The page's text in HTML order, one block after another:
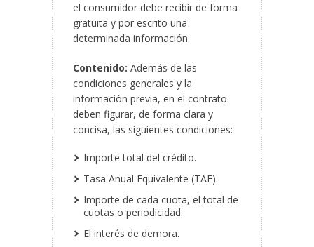
el consumidor debe recibir de forma
gratuita y por escrito una
determinada información.
Contenido: Además de las
condiciones generales y la
información previa, en el contrato
deben figurar, de forma clara y
concisa, las siguientes condiciones:
Importe total del crédito.
Tasa Anual Equivalente (TAE).
Importe de cada cuota, el total de
cuotas o periodicidad.
El interés de demora.